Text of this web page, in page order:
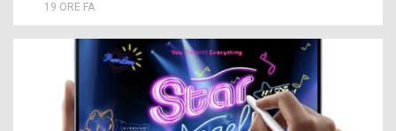
19 ORE FA